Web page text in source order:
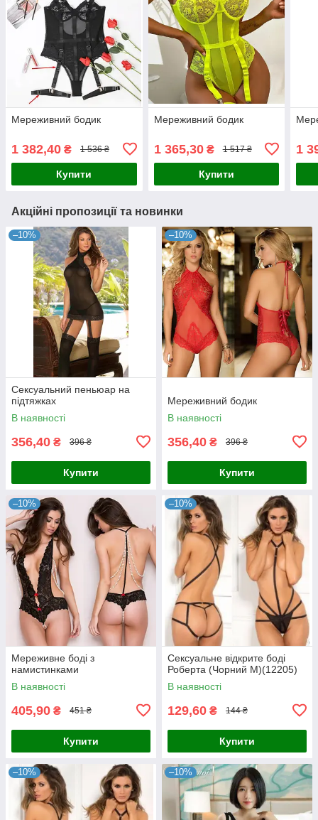
Мереживний бодик
1 382,40 ₴ 1 536 ₴
Купити
Мереживний бодик
1 365,30₴ 1 517 ₴
Купити
1
Акційні пропозиції та новинки
–10%
Сексуальний пеньюар на
підтяжках
В наявності
356,40 ₴ 396 ₴
Купити
–10%
Мереживний бодик
В наявності
356,40 ₴ 396 ₴
Купити
–10%
Мереживне боді з
намистинками
В наявності
405,90 ₴ 451 ₴
Купити
–10%
Сексуальне відкрите боді
Роберта (Чорний М)(12205)
В наявності
129,60 ₴ 144 ₴
Купити
–10% –10%